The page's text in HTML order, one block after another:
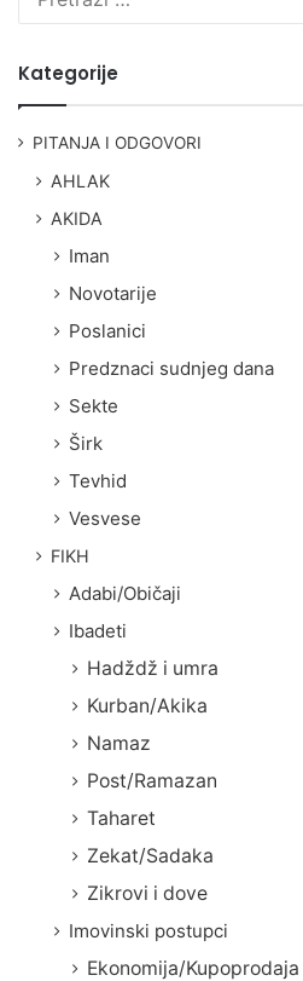
Kategorije
PITANJA I ODGOVORI
AHLAK
AKIDA
Iman
Novotarije
Poslanici
Predznaci sudnjeg dana
Sekte
Širk
Tevhid
Vesvese
FIKH
Adabi/Običaji
Ibadeti
Hadždž i umra
Kurban/Akika
Namaz
Post/Ramazan
Taharet
Zekat/Sadaka
Zikrovi i dove
Imovinski postupci
Ekonomija/Kupoprodaja